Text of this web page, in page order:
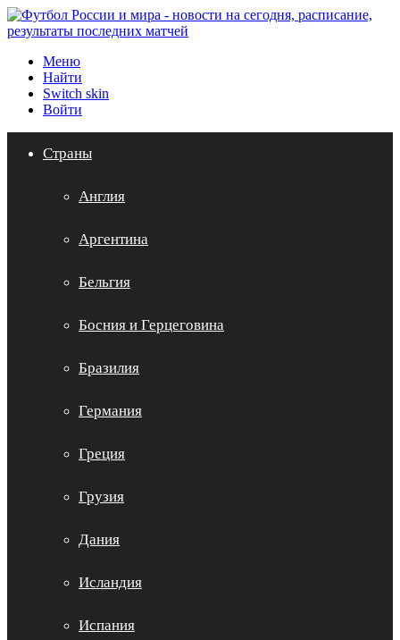
Меню
Найти
Switch skin
Войти
Страны
Англия
Аргентина
Бельгия
Босния и Герцеговина
Бразилия
Германия
Греция
Грузия
Дания
Исландия
Испания